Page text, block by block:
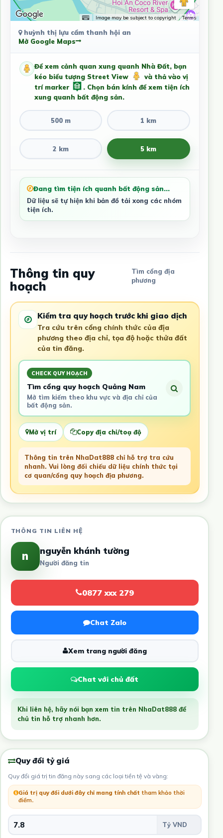
Image may be subject to copyright Terms
huỳnh thị lựu cẩm thanh hội an
Mở Google Maps
Để xem cảnh quan xung quanh Nhà Đất, bạn
kéo biểu tượng Street View
và thả vào vị
trí marker
. Chọn bán kính để xem tiện ích
xung quanh bất động sản.
500 m 1 km
2 km 5 km
Đang tìm tiện ích quanh bất động sản...
Dữ liệu sẽ tự hiện khi bản đồ tải xong các nhóm
tiện ích.
Thông tin quy
hoạch
Tìm cổng địa
phương
Kiểm tra quy hoạch trước khi giao dịch
Tra cứu trên cổng chính thức của địa
phương theo địa chỉ, tọa độ hoặc thửa đất
của tin đăng.
CHECK QUY HOẠCH
Tìm cổng quy hoạch Quảng Nam
Mở tìm kiếm theo khu vực và địa chỉ của
bất động sản.
Mở vị trí Copy địa chỉ/toạ độ
Thông tin trên NhaDat888 chỉ hỗ trợ tra cứu
nhanh. Vui lòng đối chiếu dữ liệu chính thức tại
cơ quan/cổng quy hoạch địa phương.
THÔNG TIN LIÊN HỆ
n nguyễn khánh tường
Người đăng tin
0877 xxx 279
Chat Zalo
Xem trang người đăng
Chat với chủ đất
Khi liên hệ, hãy nói bạn xem tin trên NhaDat888 để
chủ tin hỗ trợ nhanh hơn.
Quy đổi tỷ giá
Quy đổi giá trị tin đăng này sang các loại tiền tệ và vàng:
Giá trị quy đổi dưới đây chỉ mang tính chất tham khảo thời
điểm.